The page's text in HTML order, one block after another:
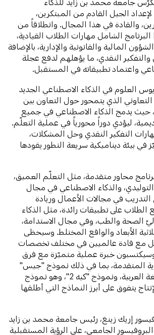
الجيل القادم من المبتكرين،
والقادة في هذا المجال. وانطلاقاً من
البرنامج الشامل مهارات الطلاب القيادية،
المالية والقانونية والإدارية، بالإضافة
النقدي، ما يؤهلهم لدفع عجلة
واعتماد تطبيقاته في المستقبل.
العلوم في الذكاء الاصطناعي الجديد
الذي يتمحور حول التعاون بين
حيث يدمج الذكاء الاصطناعي في جميع
ليؤدي دوراً محورياً في عملية التعلّم.
التفكير النقدي وحل المشكلات،
في بيئة ديناميكية سريعة التطور يقودها
محاور متقدمة، مثل التعلّم العميق،
والذكاء الاصطناعي في مجال
التدريب في مجالات الأعمال وريادة
على تطبيقات رائدة، مثل الذكاء
الصحة والطب، وفي مجال الاستدامة،
الأبعاد والواقع المختلط. وسيحظى
مع قادة عالميين في مختلف تخصصات
وسيكتسبون خبرة عملية متميّزة مع فرق
المتقدمة، بما في ذلك نموذج "جيس"
الرائد عالمياً في اللغة العربية، ونموذج "كيه 2"، وهو نموذج
يتفوق على أبرز النماذج التي أطلقها
إريك زينغ، رئيس جامعة محمد بن زايد
الجامعي، على الرؤية المستقبلية